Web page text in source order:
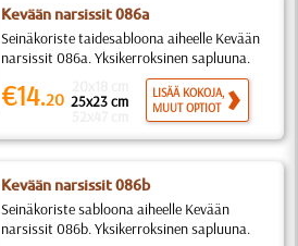
Kevään narsissit 086a
Seinäkoriste taidesabloona aiheelle Kevään
narsissit 086a. Yksikerroksinen sapluuna.
€14.20 25x23 cm
LISÄÄ KOKOJA,
MUUT OPTIOT
Kevään narsissit 086b
Seinäkoriste sabloona aiheelle Kevään
narsissit 086b. Yksikerroksinen sapluuna.